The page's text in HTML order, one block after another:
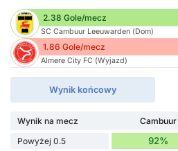
2.38 Gole/mecz
SC Cambuur Leeuwarden (Dom)
1.86 Gole/mecz
Almere City FC (Wyjazd)
Wynik końcowy
Wynik na mecz Cambuur
Powyżej 0.5
92%